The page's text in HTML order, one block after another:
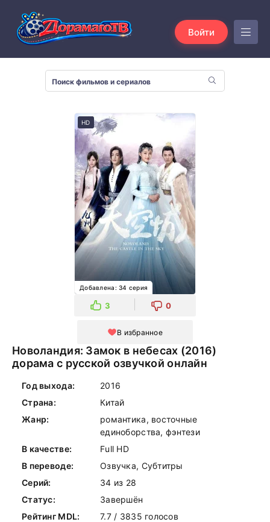
Войти
HD
Добавлена: 34 серия
3 0
В избранное
Новоландия: Замок в небесах (2016)
дорама с русской озвучкой онлайн
Год выхода:
2016
Страна:
Китай
Жанр:
романтика, восточные
единоборства, фэнтези
В качестве:
Full HD
В переводе:
Озвучка, Субтитры
Серий:
34 из 28
Статус:
Завершён
Рейтинг MDL:
7.7 / 3835 голосов